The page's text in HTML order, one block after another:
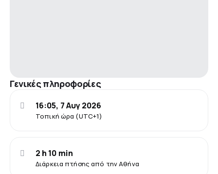
Γενικές πληροφορίες
Τοπική ώρα (UTC+1)
16:05, 7 Αυγ 2026
Διάρκεια πτήσης από την Αθήνα
2 h 10 min